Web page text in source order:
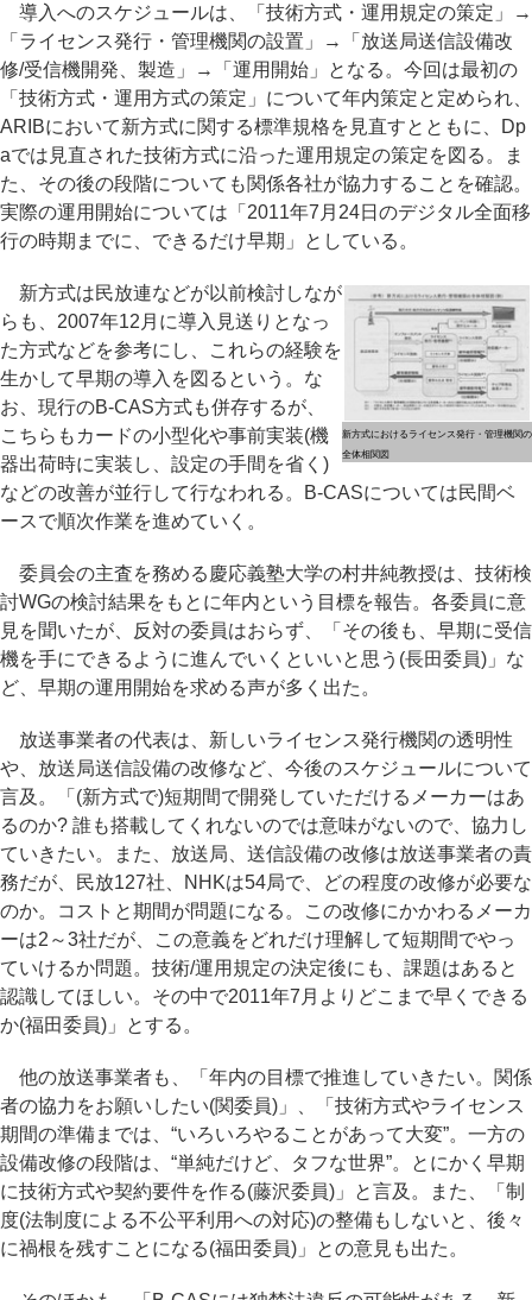
導入へのスケジュールは、「技術方式・運用規定の策定」→
「ライセンス発行・管理機関の設置」→「放送局送信設備改
修/受信機開発、製造」→「運用開始」となる。今回は最初の
「技術方式・運用方式の策定」について年内策定と定められ、
ARIBにおいて新方式に関する標準規格を見直すとともに、Dp
aでは見直された技術方式に沿った運用規定の策定を図る。ま
た、その後の段階についても関係各社が協力することを確認。
実際の運用開始については「2011年7月24日のデジタル全面移
行の時期までに、できるだけ早期」としている。
新方式におけるライセンス発行・管理機関の
全体相関図
新方式は民放連などが以前検討しなが
らも、2007年12月に導入見送りとなっ
た方式などを参考にし、これらの経験を
生かして早期の導入を図るという。な
お、現行のB-CAS方式も併存するが、
こちらもカードの小型化や事前実装(機
器出荷時に実装し、設定の手間を省く)
などの改善が並行して行なわれる。B-CASについては民間ベ
ースで順次作業を進めていく。
委員会の主査を務める慶応義塾大学の村井純教授は、技術検
討WGの検討結果をもとに年内という目標を報告。各委員に意
見を聞いたが、反対の委員はおらず、「その後も、早期に受信
機を手にできるように進んでいくといいと思う(長田委員)」な
ど、早期の運用開始を求める声が多く出た。
放送事業者の代表は、新しいライセンス発行機関の透明性
や、放送局送信設備の改修など、今後のスケジュールについて
言及。「(新方式で)短期間で開発していただけるメーカーはあ
るのか? 誰も搭載してくれないのでは意味がないので、協力し
ていきたい。また、放送局、送信設備の改修は放送事業者の責
務だが、民放127社、NHKは54局で、どの程度の改修が必要な
のか。コストと期間が問題になる。この改修にかかわるメーカ
ーは2～3社だが、この意義をどれだけ理解して短期間でやっ
ていけるか問題。技術/運用規定の決定後にも、課題はあると
認識してほしい。その中で2011年7月よりどこまで早くできる
か(福田委員)」とする。
他の放送事業者も、「年内の目標で推進していきたい。関係
者の協力をお願いしたい(関委員)」、「技術方式やライセンス
期間の準備までは、“いろいろやることがあって大変”。一方の
設備改修の段階は、“単純だけど、タフな世界”。とにかく早期
に技術方式や契約要件を作る(藤沢委員)」と言及。また、「制
度(法制度による不公平利用への対応)の整備もしないと、後々
に禍根を残すことになる(福田委員)」との意見も出た。